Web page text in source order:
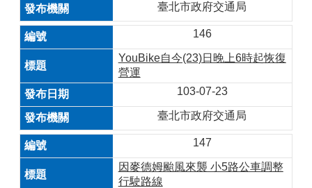
臺北市政府交通局
146
YouBike自今(23)日晚上6時起恢復
營運
103-07-23
臺北市政府交通局
147
因麥德姆颱風來襲 小5路公車調整
行駛路線